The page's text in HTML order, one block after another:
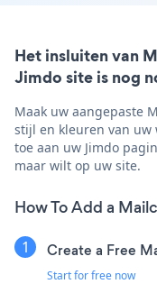
Het insluiten van
Jimdo site is nog
Maak uw aangepaste
stijl en kleuren van uw
toe aan uw Jimdo
maar wilt op uw site.
How To Add a
Create a Free
Start for free now